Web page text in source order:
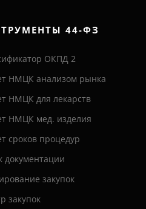
44-ФЗ
ОКПД 2
НМЦК анализом рынка
НМЦК для лекарств
НМЦК мед. изделия
сроков процедур
документации
закупок
закупок